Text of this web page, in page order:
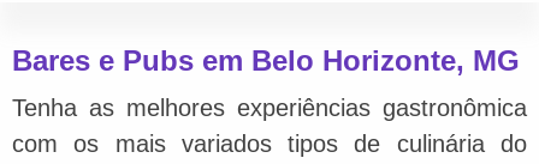
Bares e Pubs em Belo Horizonte, MG
Tenha as melhores experiências gastronômica
com os mais variados tipos de culinária do